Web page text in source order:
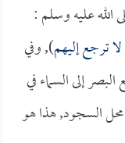
الله عليه وسلم :
ترجع إليهم), وفي
إلى السماء في
السجود, هذا هو